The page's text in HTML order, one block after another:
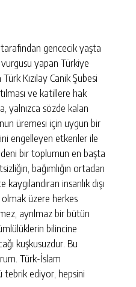
gencecik yaşta
vurgusu yapan Türkiye
Kızılay Canik Şubesi
ve katillere hak
yalnızca sözde kalan
üremesi için uygun bir
engelleyen etkenler ile
bir toplumun en başta
bağımlığın ortadan
insanlık dışı
üzere herkes
ayrılmaz bir bütün
bilincine
kuşkusuzdur. Bu
Türk-İslam
tebrik ediyor, hepsini